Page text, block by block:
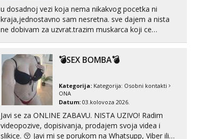
Tel: 064/677-677 - Kod: #123
tel:0,93€ - mob:1,12€ min
Tel: 064/677-677- Kod: #142
tel:0,93€ - mob:1,12€ min
u dosadnoj vezi koja nema nikakvog pocetka ni
kraja,jednostavno sam nesretna. sve dajem a nista
ne dobivam za uzvrat.trazim muskarca koji ce
poljupce po tijelu koji me jako pale,obozavam kad
muskar...
💣SEX BOMBA💣
Kategorija: Kategorija: Osobni kontakti
ONA
Datum: 03.kolovoza 2026.
Javi se za ONLINE ZABAVU. NISTA UZIVO! Radim
videopozive, dopisivanja, prodajem svoja videa i
slikice. 😚 Javi mi se porukom na Whatsupp, Viber ili